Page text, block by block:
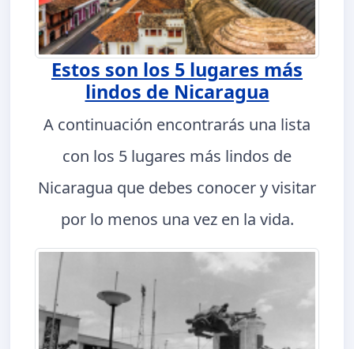
Estos son los 5 lugares más
lindos de Nicaragua
A continuación encontrarás una lista
con los 5 lugares más lindos de
Nicaragua que debes conocer y visitar
por lo menos una vez en la vida.